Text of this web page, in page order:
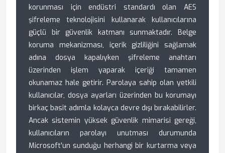
korunması için endüstri standardı olan AES
şifreleme teknolojisini kullanarak kullanıcılarına
güçlü bir güvenlik katmanı sunmaktadır. Belge
koruma mekanizması, içerik gizliliğini sağlamak
adına dosya kapalıyken şifreleme anahtarı
üzerinden işlem yaparak içeriği tamamen
okunamaz hale getirir. Parolaya sahip olan yetkili
kullanıcılar, dosya ayarları üzerinden bu korumayı
birkaç basit adımla kolayca devre dışı bırakabilirler.
Ancak sistemin yüksek güvenlik mimarisi gereği,
kullanıcıların parolayı unutması durumunda
Microsoft'un sunduğu herhangi bir kurtarma veya